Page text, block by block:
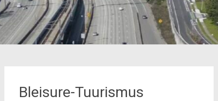
Bleisure-Tuurismus